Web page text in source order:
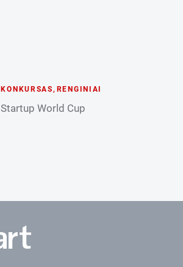
KONKURSAS, RENGINIAI
Startup World Cup